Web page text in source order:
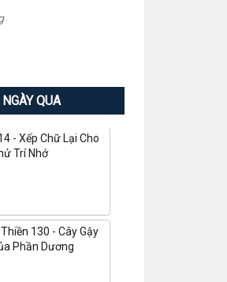
QUA
- Xếp Chữ Lại Cho
Trí Nhớ
130 - Cây Gậy
Phần Dương